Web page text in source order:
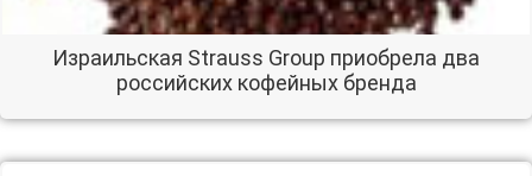
Израильская Strauss Group приобрела два
российских кофейных бренда